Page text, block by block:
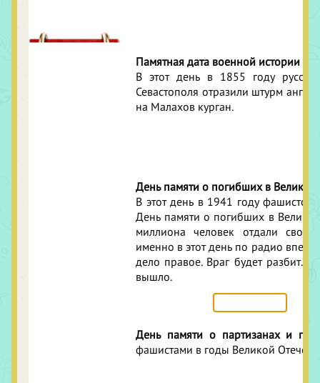
Памятная дата военной истории
В этот день в 1855 году
Севастополя отразили штурм
на Малахов курган.
День памяти о погибших в Великой
В этот день в 1941 году
День памяти о погибших в
миллиона человек отдали
именно в этот день по радио
дело правое. Враг будет разбит.
вышло.
День памяти о партизанах и
фашистами в годы Великой